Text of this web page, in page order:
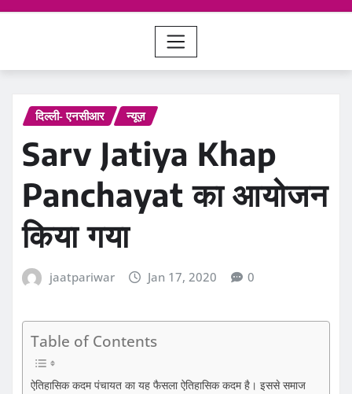
दिल्ली- एनसीआर न्यूज़
Sarv Jatiya Khap
Panchayat का आयोजन
किया गया
jaatpariwar Jan 17, 2020 0
Table of Contents
ऐतिहासिक कदम पंचायत का यह फैसला ऐतिहासिक कदम है। इससे समाज